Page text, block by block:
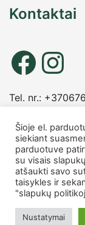
Kontaktai
Tel. nr.:
MB Charmshop
Įmonės kodas
PVM kodas
Made with ❤️ ©
Šioje el.
siekiant
parduotuve
su visais
atšaukti savo
taisykles ir
"slapukų
Nustatymai